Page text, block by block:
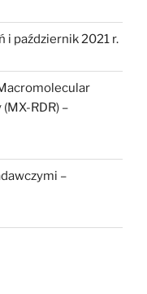
i październik 2021 r.
RDR) –
–